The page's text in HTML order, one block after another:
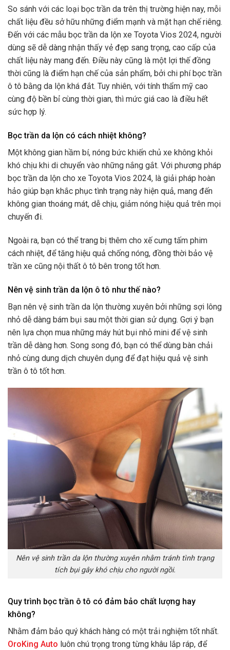
So sánh với các loại bọc trần da trên thị trường hiện nay, mỗi
chất liệu đều sở hữu những điểm mạnh và mặt hạn chế riêng.
Đến với các mẫu bọc trần da lộn xe Toyota Vios 2024, người
dùng sẽ dễ dàng nhận thấy vẻ đẹp sang trọng, cao cấp của
chất liệu này mang đến. Điều này cũng là một lợi thế đồng
thời cũng là điểm hạn chế của sản phẩm, bởi chi phí bọc trần
ô tô bằng da lộn khá đắt. Tuy nhiên, với tính thẩm mỹ cao
cùng độ bền bỉ cùng thời gian, thì mức giá cao là điều hết
sức hợp lý.
Bọc trần da lộn có cách nhiệt không?
Một không gian hầm bí, nóng bức khiến chủ xe không khỏi
khó chịu khi di chuyển vào những nắng gắt. Với phương pháp
bọc trần da lộn cho xe Toyota Vios 2024, là giải pháp hoàn
hảo giúp bạn khắc phục tình trạng này hiện quả, mang đến
không gian thoáng mát, dễ chịu, giảm nóng hiệu quả trên mọi
chuyến đi.
Ngoài ra, bạn có thể trang bị thêm cho xế cưng tấm phim
cách nhiệt, để tăng hiệu quả chống nóng, đồng thời bảo vệ
trần xe cũng nội thất ô tô bên trong tốt hơn.
Nên vệ sinh trần da lộn ô tô như thế nào?
Bạn nên vệ sinh trần da lộn thường xuyên bởi những sợi lông
nhỏ dễ dàng bám bụi sau một thời gian sử dụng. Gợi ý bạn
nên lựa chọn mua những máy hút bụi nhỏ mini để vệ sinh
trần dễ dàng hơn. Song song đó, bạn có thể dùng bàn chải
nhỏ cùng dung dịch chuyên dụng để đạt hiệu quả vệ sinh
trần ô tô tốt hơn.
Nên vệ sinh trần da lộn thường xuyên nhằm tránh tình trạng
tích bụi gây khó chịu cho người ngồi.
Quy trình bọc trần ô tô có đảm bảo chất lượng hay
không?
Nhằm đảm bảo quý khách hàng có một trải nghiệm tốt nhất.
OroKing Auto luôn chú trọng trong từng khâu lắp ráp, để